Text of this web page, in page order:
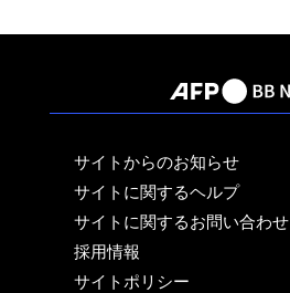
サイトからのお知らせ
サイトに関するヘルプ
サイトに関するお問い合わせ
採用情報
サイトポリシー